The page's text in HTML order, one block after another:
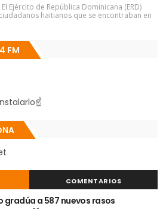
Ejército de República Dominicana (ERD)
haitianos que se encontraban en
FM
COMENTARIOS
gradúa a 587 nuevos rasos